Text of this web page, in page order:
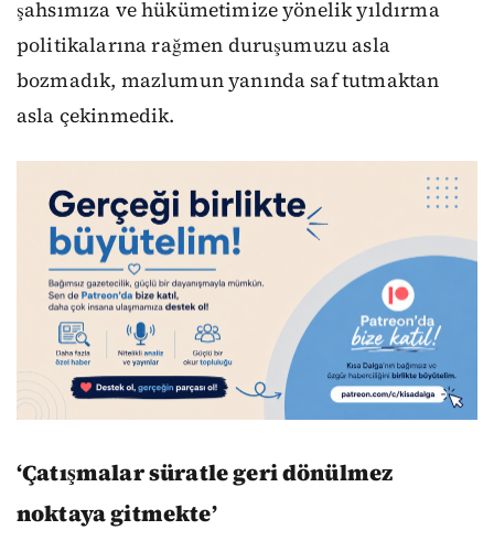
şahsımıza ve hükümetimize yönelik yıldırma
politikalarına rağmen duruşumuzu asla
bozmadık, mazlumun yanında saf tutmaktan
asla çekinmedik.
‘Çatışmalar süratle geri dönülmez
noktaya gitmekte’